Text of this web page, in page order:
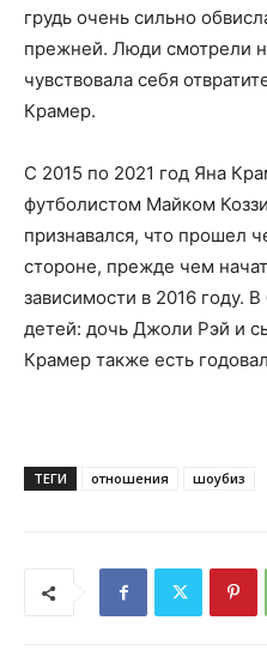
грудь очень сильно
прежней. Люди смотрели
чувствовала себя
Крамер.
С 2015 по 2021 год Яна
футболистом Майком
признавался, что прошел
стороне, прежде чем
зависимости в 2016 году.
детей: дочь Джоли Рэй и
Крамер также есть
ТЕГИ отношения шоубиз